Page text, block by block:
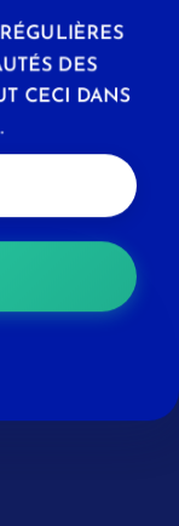
DES
CECI DANS